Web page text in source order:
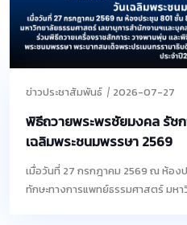
ข่าวประชาสัมพันธ์ 2026-07-27
พิธีถวายพระพรชัยมงคล รัชก
เฉลิมพระชนมพรรษา 2569
เมื่อวันที่ 27 กรกฎาคม 2569 ณ ห้อง
ทักษะทางการแพทย์ธรรมศาสตร์ มหาวิทยาลัยธรรมศาสตร์ เลขานุการสำ